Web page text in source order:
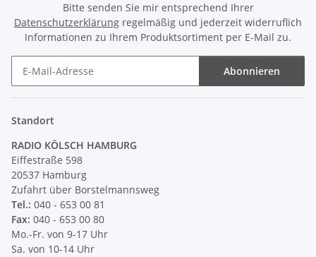
Bitte senden Sie mir entsprechend Ihrer
Datenschutzerklärung regelmäßig und jederzeit widerruflich
Informationen zu Ihrem Produktsortiment per E-Mail zu.
Abonnieren
Standort
RADIO KÖLSCH HAMBURG
Eiffestraße 598
20537 Hamburg
Zufahrt über Borstelmannsweg
Tel.: 040 - 653 00 81
Fax: 040 - 653 00 80
Mo.-Fr. von 9-17 Uhr
Sa. von 10-14 Uhr